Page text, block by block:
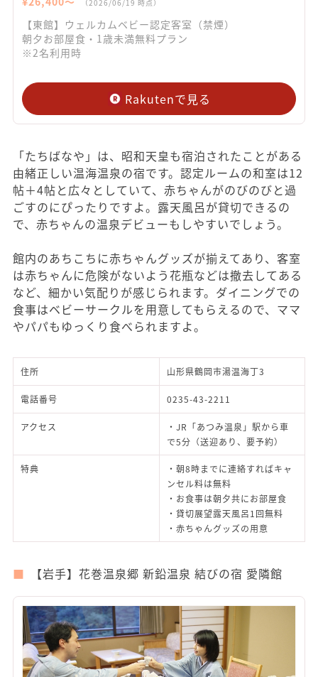
（2026/06/19 時点）
【東館】ウェルカムベビー認定客室（禁煙）
朝夕お部屋食・1歳未満無料プラン
※2名利用時
Rakutenで見る
「たちばなや」は、昭和天皇も宿泊されたことがある
由緒正しい温海温泉の宿です。認定ルームの和室は12
帖＋4帖と広々としていて、赤ちゃんがのびのびと過
ごすのにぴったりですよ。露天風呂が貸切できるの
で、赤ちゃんの温泉デビューもしやすいでしょう。
館内のあちこちに赤ちゃんグッズが揃えてあり、客室
は赤ちゃんに危険がないよう花瓶などは撤去してある
など、細かい気配りが感じられます。ダイニングでの
食事はベビーサークルを用意してもらえるので、ママ
やパパもゆっくり食べられますよ。
住所 山形県鶴岡市湯温海丁3
電話番号 0235-43-2211
アクセス
・JR「あつみ温泉」駅から車
で5分（送迎あり、要予約）
特典
・朝8時までに連絡すればキャ
ンセル料は無料
・お食事は朝夕共にお部屋食
・貸切展望露天風呂1回無料
・赤ちゃんグッズの用意
【岩手】花巻温泉郷 新鉛温泉 結びの宿 愛隣館